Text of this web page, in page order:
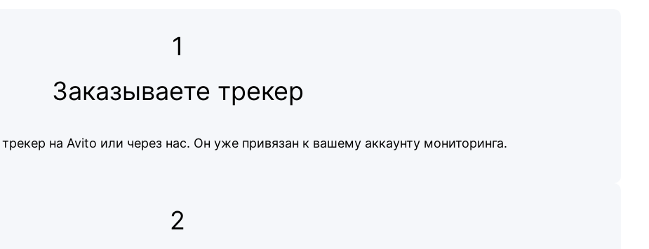
1
Заказываете трекер
на Avito или через нас. Он уже привязан к вашему аккаунту мониторинга.
2